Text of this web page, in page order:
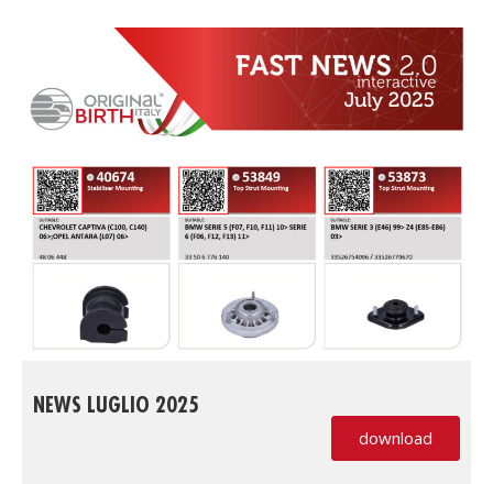
NEWS LUGLIO 2025
download
(PDF, si